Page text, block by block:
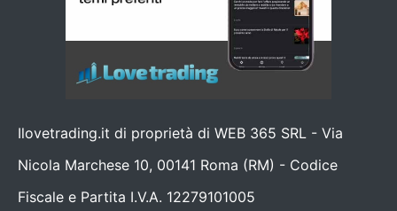
Ilovetrading.it di proprietà di WEB 365 SRL - Via
Nicola Marchese 10, 00141 Roma (RM) - Codice
Fiscale e Partita I.V.A. 12279101005